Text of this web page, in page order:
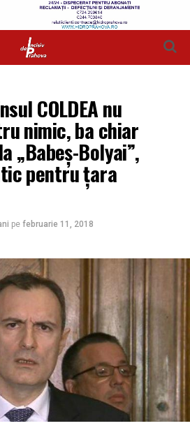
COLDEA nu
nimic, ba chiar
„Babeş-Bolyai”,
pentru țara
pe februarie 11, 2018